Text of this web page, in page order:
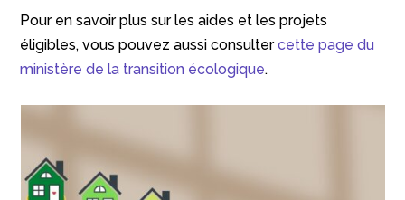
Pour en savoir plus sur les aides et les projets
éligibles, vous pouvez aussi consultercette page du
ministère de la transition écologique.